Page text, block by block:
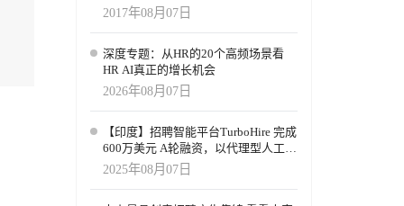
2017年08月07日
深度专题：从HR的20个高频场景看
HR AI真正的增长机会
2026年08月07日
【印度】招聘智能平台TurboHire 完成
600万美元 A轮融资，以代理型人工智
能重新定义招聘流程
2025年08月07日